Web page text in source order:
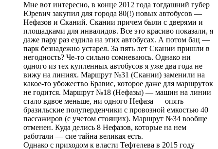
Мне вот интересно, в конце 2012 года тогдашний губер
Юревич закупил для города 80(!) новых автобусов —
Нефазов и Сканий. Скании причем были с дверями и
площадками для инвалидов. Все это красиво показали, я
даже пару раз ездила на этих автобусах. А потом бац —
парк безнадежно устарел. За пять лет Скании пришли в
негодность? Че-то сильно сомневаюсь. Однако ни
одного из тех купленных автобусов я уже два года не
вижу на линиях. Маршрут №31 (Скании) заменили на
какое-то убожество Бравис, которое даже для маршруток
не годится. Маршрут №18 (Нефазы) — машин на линии
стало вдвое меньше, ни одного Нефаза — опять
бразильские полуперденчики с провозной емкостью 40
пассажиров (с учетом стоящих). Маршрут №34 вообще
отменен. Куда делись 8 Нефазов, которые на нем
работали — сие тайна великая есть.
Однако с приходом к власти Тефтелева в 2015 году